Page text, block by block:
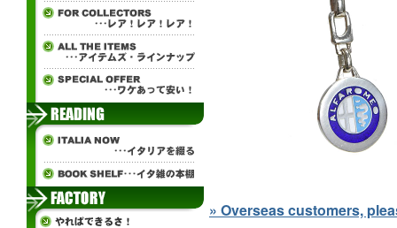
» Overseas customers,